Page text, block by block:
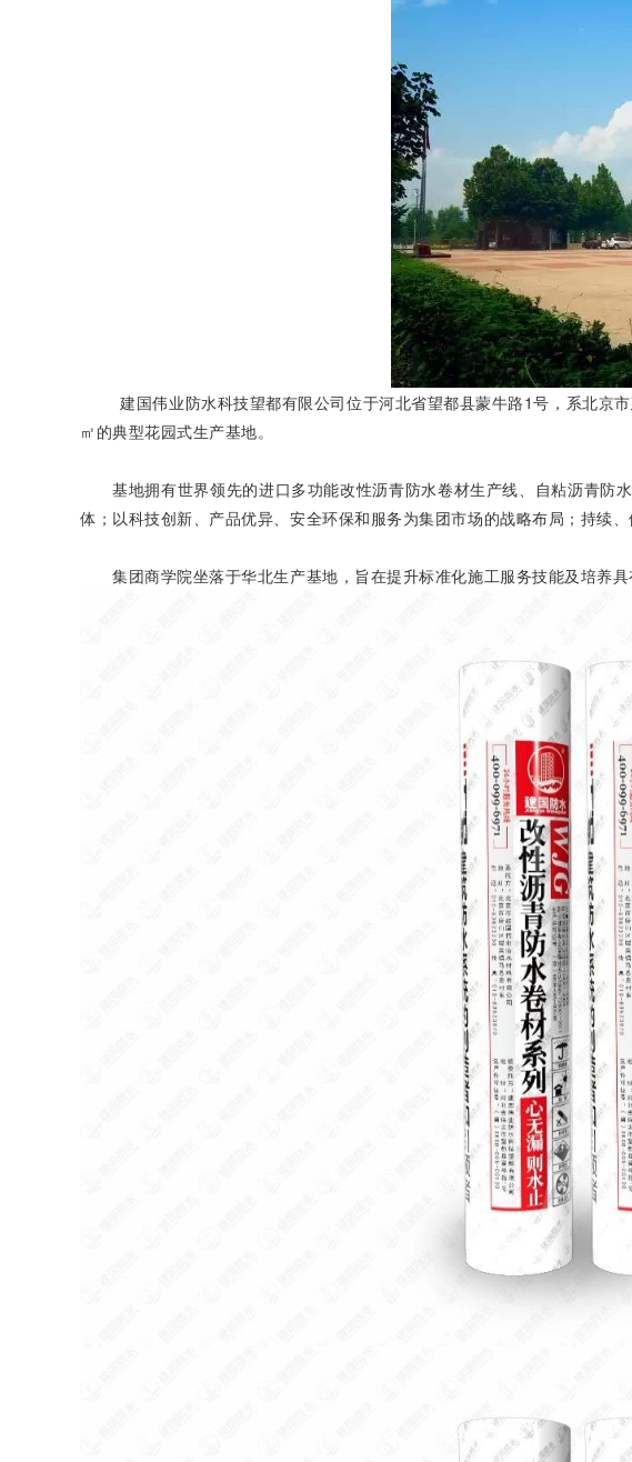
建国伟业防水科技望都有限公司位于河北省望都县蒙牛路1号，系北京市
㎡的典型花园式生产基地。
基地拥有世界领先的进口多功能改性沥青防水卷材生产线、自粘沥青防
体；以科技创新、产品优异、安全环保和服务为集团市场的战略布局；持续、
集团商学院坐落于华北生产基地，旨在提升标准化施工服务技能及培养具